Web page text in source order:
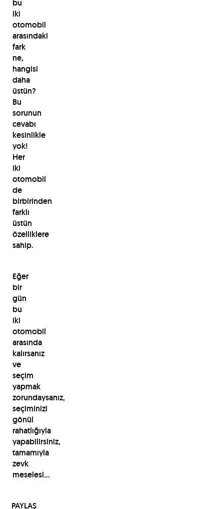
bu
iki
otomobil
arasındaki
fark
ne,
hangisi
daha
üstün?
Bu
sorunun
cevabı
kesinlikle
yok!
Her
iki
otomobil
de
birbirinden
farklı
üstün
özelliklere
sahip.
Eğer
bir
gün
bu
iki
otomobil
arasında
kalırsanız
ve
seçim
yapmak
zorundaysanız,
seçiminizi
gönül
rahatlığıyla
yapabilirsiniz,
tamamıyla
zevk
meselesi...
PAYLAŞ